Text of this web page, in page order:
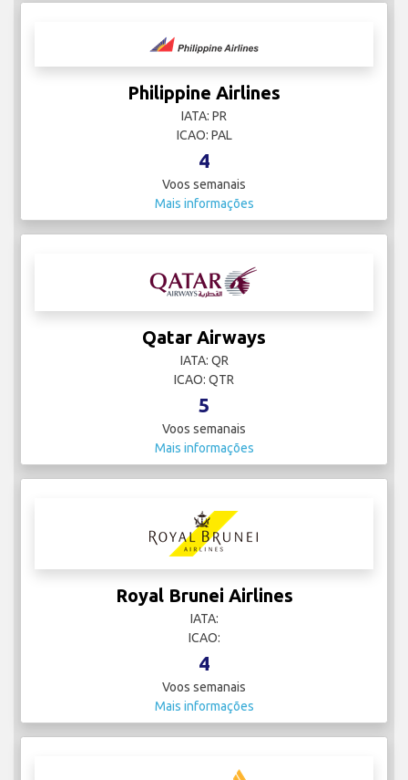
Philippine Airlines
IATA: PR
ICAO: PAL
4
Voos semanais
Mais informações
Qatar Airways
IATA: QR
ICAO: QTR
5
Voos semanais
Mais informações
Royal Brunei Airlines
IATA:
ICAO:
4
Voos semanais
Mais informações